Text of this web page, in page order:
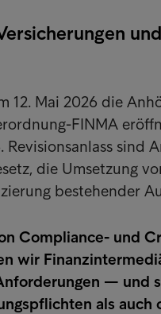
12. Mai 2026 die
FINMA
Revisionsanlass sind
die Umsetzung
bestehender
Compliance- und
wir
— und
als auch